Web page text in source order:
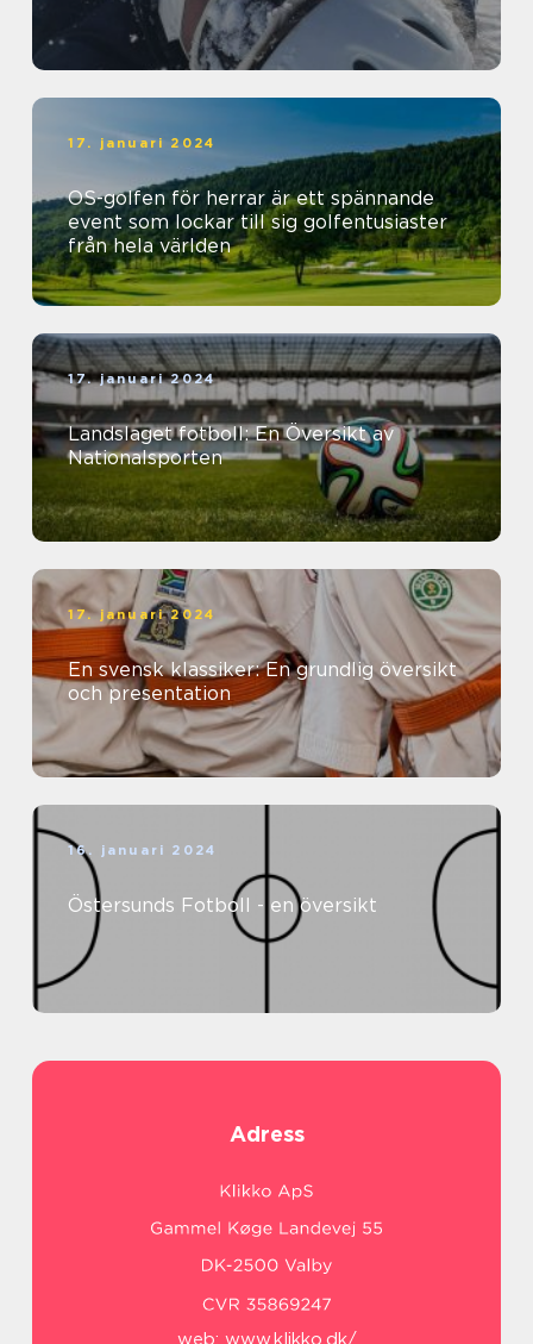
17. januari 2024
OS-golfen för herrar är ett spännande
event som lockar till sig golfentusiaster
från hela världen
17. januari 2024
Landslaget fotboll: En Översikt av
Nationalsporten
17. januari 2024
En svensk klassiker: En grundlig översikt
och presentation
16. januari 2024
Östersunds Fotboll - en översikt
Adress
web: www.klikko.dk/